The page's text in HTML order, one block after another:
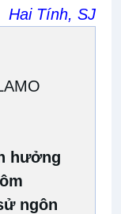
Hai Tính, SJ
hưởng
ngôn